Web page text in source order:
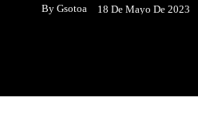
By Gsotoa 18 De Mayo De 2023